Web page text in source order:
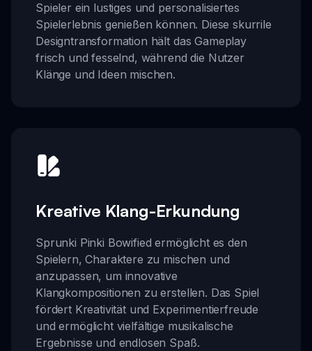
Spieler ein lustiges und personalisiertes
Spielerlebnis genießen können. Diese skurrile
Designtransformation hält das Gameplay
frisch und fesselnd, während die Nutzer
Klänge und Ideen mischen.
Kreative Klang-Erkundung
Sprunki Pinki Bowified ermöglicht es den
Spielern, Charaktere zu mischen und
anzupassen, um innovative
Klangkompositionen zu erstellen. Das Spiel
fördert Kreativität und Experimentierfreude
und ermöglicht vielfältige musikalische
Ergebnisse und endlosen Spaß.